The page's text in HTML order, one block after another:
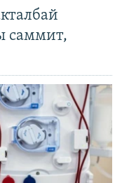
саммит,